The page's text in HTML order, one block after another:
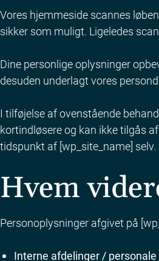
Vores hjemmeside scannes
sikker som muligt. Ligeledes
Dine personlige oplysninger
desuden underlagt vores
I tilføjelse af ovenstående
kortindløsere og kan ikke tilgås
tidspunkt af [wp_site_name] selv.
Hvem
Personoplysninger afgivet på
Interne afdelinger / personale